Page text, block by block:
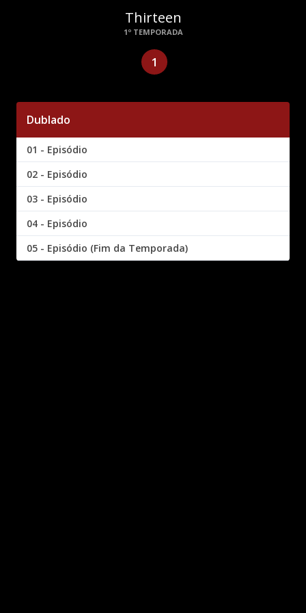
Thirteen
1º TEMPORADA
1
Dublado
01 - Episódio
02 - Episódio
03 - Episódio
04 - Episódio
05 - Episódio (Fim da Temporada)